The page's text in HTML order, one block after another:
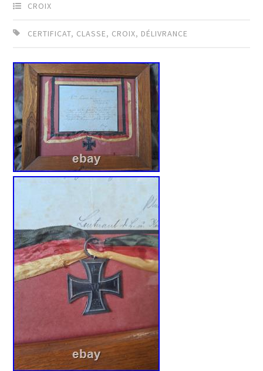
CROIX
CERTIFICAT, CLASSE, CROIX, DÉLIVRANCE